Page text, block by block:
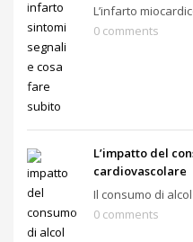
L’infarto
0 comments
L’impatto del
cardiovascolare
Il consumo di
0 comments